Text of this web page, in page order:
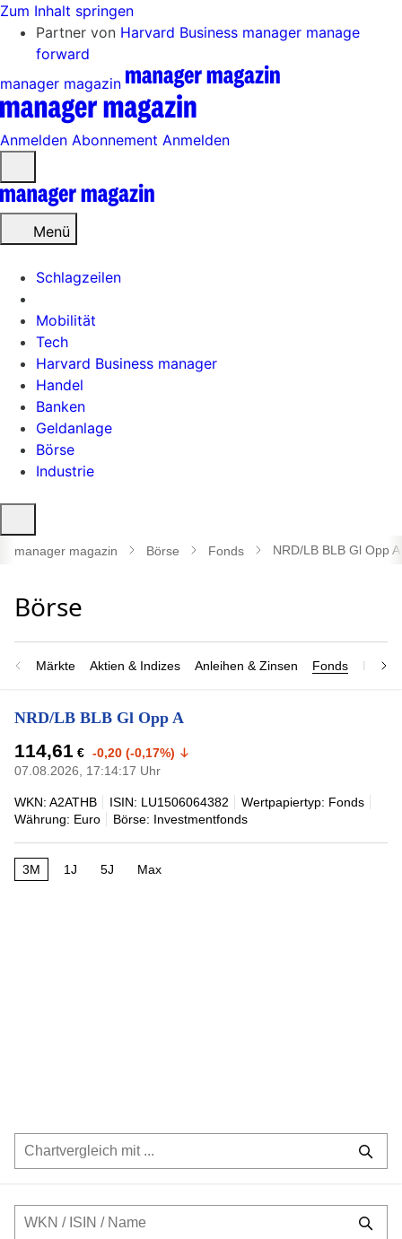
Zum Inhalt springen
Partner von Harvard Business manager manage
forward
manager magazin
Anmelden Abonnement Anmelden
öffnen
Menü
Schlagzeilen
Mobilität
Tech
Harvard Business manager
Handel
Banken
Geldanlage
Börse
Industrie
öffnen
manager magazin Börse Fonds NRD/LB BLB Gl Opp A
Märkte Aktien & Indizes Anleihen & Zinsen Fonds
NRD/LB BLB Gl Opp A
114,61 € -0,20 (-0,17%)
07.08.2026, 17:14:17 Uhr
WKN: A2ATHB ISIN: LU1506064382
Wertpapiertyp: Fonds
Währung: Euro
Börse: Investmentfonds
3M 1J 5J Max